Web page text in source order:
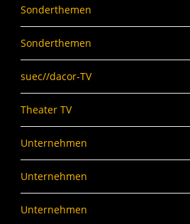
Sonderthemen
Sonderthemen
suec//dacor-TV
Theater TV
Unternehmen
Unternehmen
Unternehmen